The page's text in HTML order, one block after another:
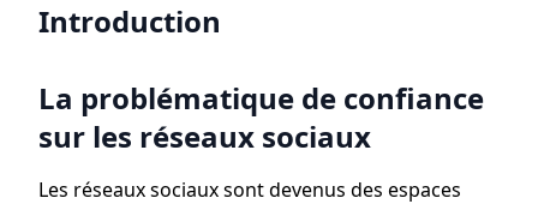
Introduction
La problématique de confiance
sur les réseaux sociaux
Les réseaux sociaux sont devenus des espaces